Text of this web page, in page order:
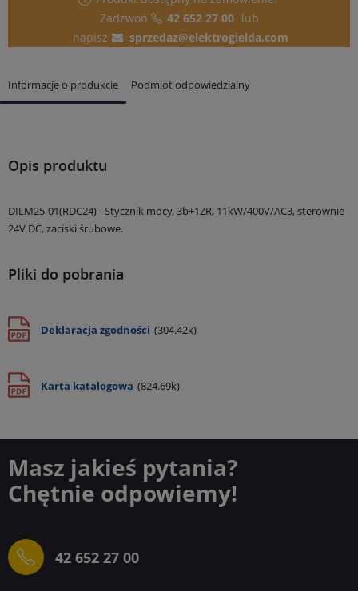
Zadzwoń
42 652 27 00 lub
napisz
sprzedaz@elektrogielda.com
Informacje o produkcie Podmiot odpowiedzialny
Opis produktu
DILM25-01(RDC24) - Stycznik mocy, 3b+1ZR, 11kW/400V/AC3, sterownie
24V DC, zaciski śrubowe.
Pliki do pobrania
Deklaracja zgodności (304.42k)
Karta katalogowa (824.69k)
Masz jakieś pytania?
Chętnie odpowiemy!
42 652 27 00